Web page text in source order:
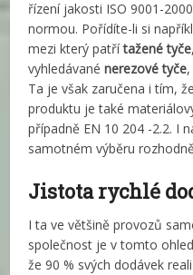
řízení jakosti ISO 9001-
normou. Pořídíte-li si
mezi který patřítažené tyče
vyhledávanénerezové tyče
Ta je však zaručena i tím,
produktu je také
případně EN 10 204 -2.2. I
samotném výběru
Jistota rychlé
I ta ve většině provozů
společnost je v tomto
že 90 % svých dodávek